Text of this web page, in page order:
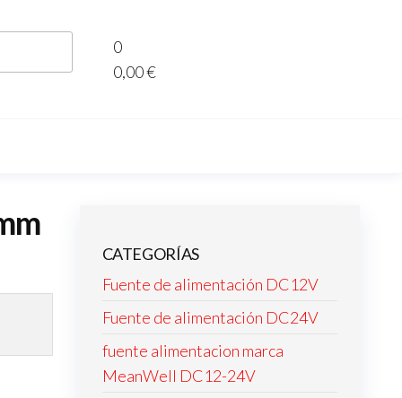
0
0,00 €
CATEGORÍAS
Fuente de alimentación DC12V
Fuente de alimentación DC24V
fuente alimentacion marca
MeanWell DC12-24V